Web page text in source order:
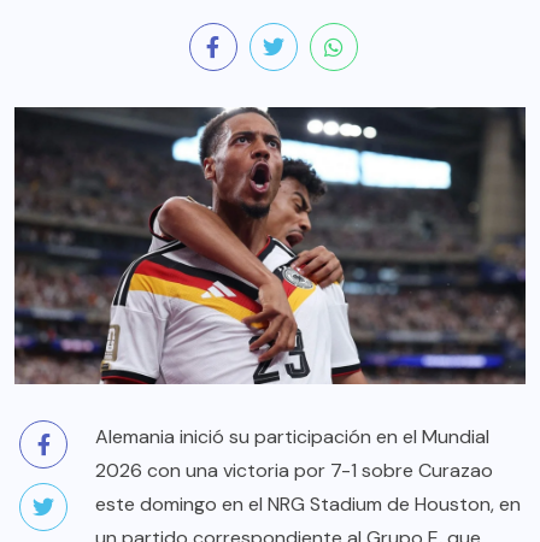
Alemania inició su participación en el Mundial
2026 con una victoria por 7-1 sobre Curazao
este domingo en el NRG Stadium de Houston, en